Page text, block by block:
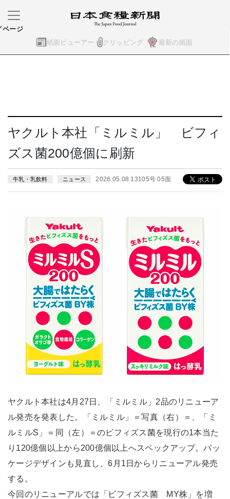
紙面ビューアー クリッピング 最新の紙面
ページ
ヤクルト本社「ミルミル」 ビフィ
ズス菌200億個に刷新
牛乳・乳飲料 ニュース 2026.05.08 13105号 05面
ヤクルト本社は4月27日、「ミルミル」2品のリニューア
ル発売を発表した。「ミルミル」＝写真（右）＝、「ミ
ルミルS」＝同（左）＝のビフィズス菌を現行の1本当た
り120億個以上から200億個以上へスペックアップ。パッ
ケージデザインも見直し、6月1日からリニューアル発売
する。
今回のリニューアルでは「ビフィズス菌 MY株」を増